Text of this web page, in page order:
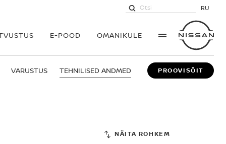
E-POOD OMANIKULE
RU
VARUSTUS TEHNILISED ANDMED PROOVISÕIT